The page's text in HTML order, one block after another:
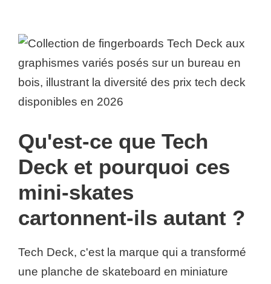
Qu'est-ce que Tech
Deck et pourquoi ces
mini-skates
cartonnent-ils autant ?
Tech Deck, c'est la marque qui a transformé
une planche de skateboard en miniature